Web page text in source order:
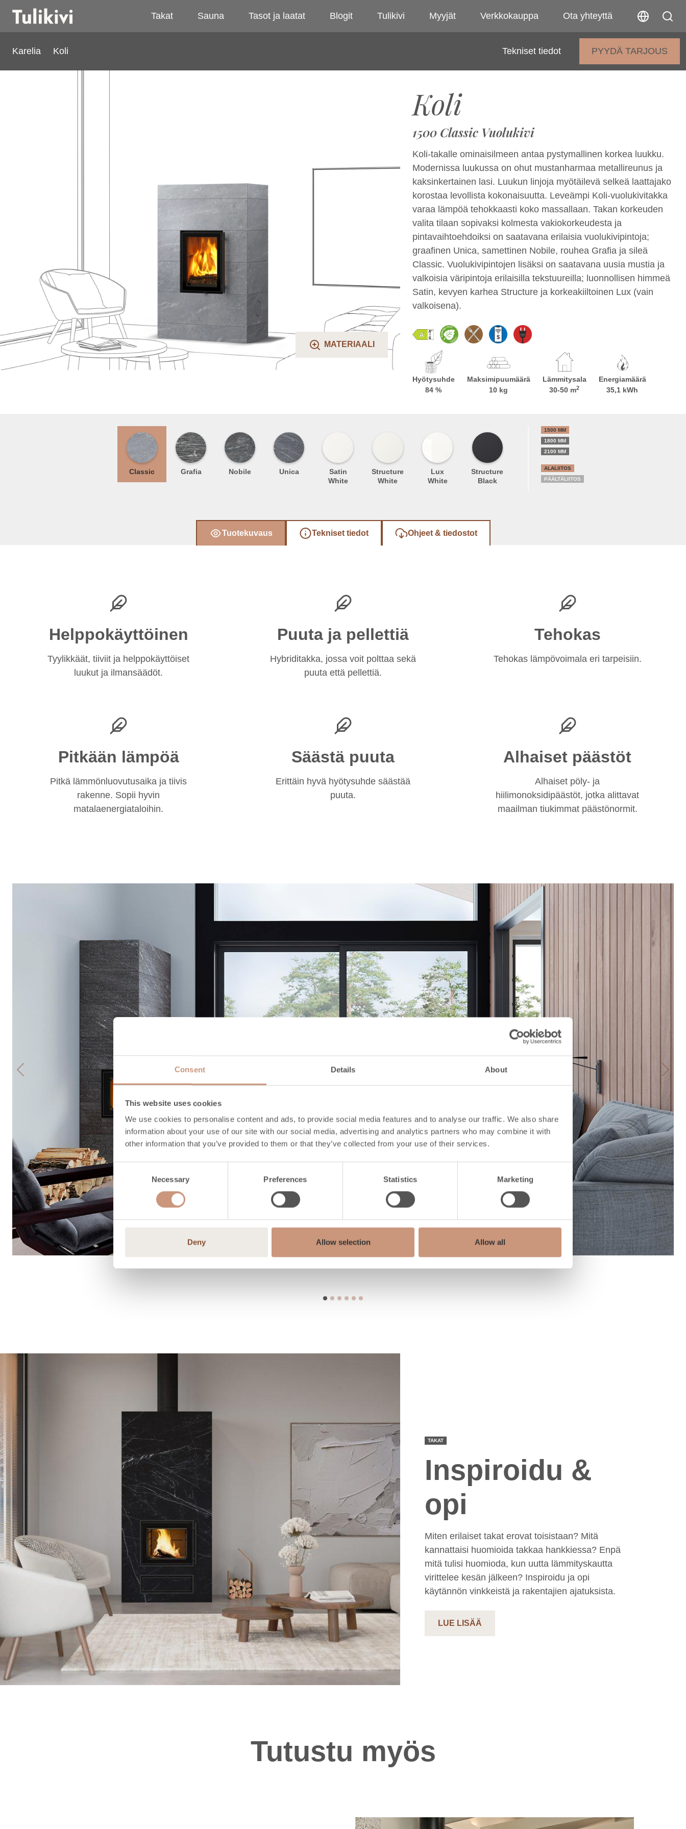
Consent Details About
This website uses cookies
We use cookies to personalise content and ads, to provide social media features and to analyse our traffic. We also share
information about your use of our site with our social media, advertising and analytics partners who may combine it with
other information that you’ve provided to them or that they’ve collected from your use of their services.
Consent
Selection
Necessary Preferences Statistics Marketing
Deny Allow selection Allow all
Takat Sauna Tasot ja laatat Blogit Tulikivi Myyjät Verkkokauppa Ota yhteyttä
Karelia Koli Tekniset tiedot PYYDÄ TARJOUS
MATERIAALI
Koli
1500 Classic Vuolukivi
Koli-takalle ominaisilmeen antaa pystymallinen korkea luukku.
Modernissa luukussa on ohut mustanharmaa metallireunus ja
kaksinkertainen lasi. Luukun linjoja myötäilevä selkeä laattajako
korostaa levollista kokonaisuutta. Leveämpi Koli-vuolukivitakka
varaa lämpöä tehokkaasti koko massallaan. Takan korkeuden
valita tilaan sopivaksi kolmesta vakiokorkeudesta ja
pintavaihtoehdoiksi on saatavana erilaisia vuolukivipintoja;
graafinen Unica, samettinen Nobile, rouhea Grafia ja sileä
Classic. Vuolukivipintojen lisäksi on saatavana uusia mustia ja
valkoisia väripintoja erilaisilla tekstuureilla; luonnollisen himmeä
Satin, kevyen karhea Structure ja korkeakiiltoinen Lux (vain
valkoisena).
Hyötysuhde
84 %
Maksimipuumäärä
10 kg
Lämmitysala
30-50 m2
Energiamäärä
35,1 kWh
Classic Grafia Nobile Unica
Satin
White
Structure
White
Lux
White
Structure
Black
1500 MM
1800 MM
2100 MM
ALALIITOS
PÄÄLTÄLIITOS
Tuotekuvaus Tekniset tiedot Ohjeet & tiedostot
Helppokäyttöinen
Tyylikkäät, tiiviit ja helppokäyttöiset
luukut ja ilmansäädöt.
Puuta ja pellettiä
Hybriditakka, jossa voit polttaa sekä
puuta että pellettiä.
Tehokas
Tehokas lämpövoimala eri tarpeisiin.
Pitkään lämpöä
Pitkä lämmönluovutusaika ja tiivis
rakenne. Sopii hyvin
matalaenergiataloihin.
Säästä puuta
Erittäin hyvä hyötysuhde säästää
puuta.
Alhaiset päästöt
Alhaiset pöly- ja
hiilimonoksidipäästöt, jotka alittavat
maailman tiukimmat päästönormit.
Previous Next
TAKAT
Inspiroidu &
opi
Miten erilaiset takat erovat toisistaan? Mitä
kannattaisi huomioida takkaa hankkiessa? Enpä
mitä tulisi huomioda, kun uutta lämmityskautta
virittelee kesän jälkeen? Inspiroidu ja opi
käytännön vinkkeistä ja rakentajien ajatuksista.
LUE LISÄÄ
Tutustu myös